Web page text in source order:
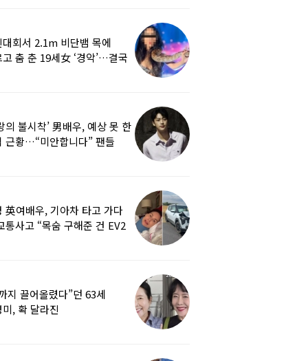
대회서 2.1m 비단뱀 목에
고 춤 춘 19세女 ‘경악’…결국
의 불시착’ 男배우, 예상 못 한
근황…“미안합니다” 팬들
英여배우, 기아차 타고 가다
통사고 “목숨 구해준 건 EV2
지 끌어올렸다”던 63세
, 확 달라진